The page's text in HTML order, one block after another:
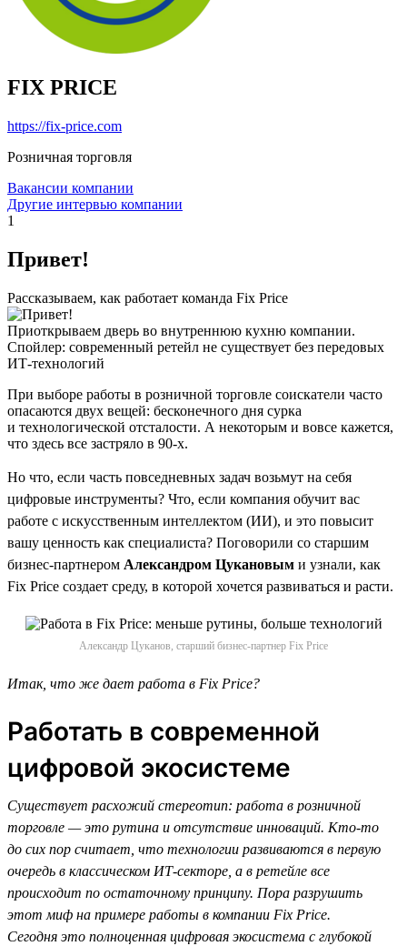
FIX PRICE
https://fix-price.com
Розничная торговля
Вакансии компании
Другие интервью компании
1
Привет!
Рассказываем, как работает команда Fix Price
Приоткрываем дверь во внутреннюю кухню компании.
Спойлер: современный ретейл не существует без передовых
ИТ-технологий
При выборе работы в розничной торговле соискатели часто
опасаются двух вещей: бесконечного дня сурка
и технологической отсталости. А некоторым и вовсе кажется,
что здесь все застряло в 90-х.
Но что, если часть повседневных задач возьмут на себя
цифровые инструменты? Что, если компания обучит вас
работе с искусственным интеллектом (ИИ), и это повысит
вашу ценность как специалиста? Поговорили со старшим
бизнес-партнером Александром Цукановым и узнали, как
Fix Price создает среду, в которой хочется развиваться и расти.
Александр Цуканов, старший бизнес-партнер Fix Price
Итак, что же дает работа в Fix Price?
Работать в современной
цифровой экосистеме
Существует расхожий стереотип: работа в розничной
торговле — это рутина и отсутствие инноваций. Кто-то
до сих пор считает, что технологии развиваются в первую
очередь в классическом ИТ-секторе, а в ретейле все
происходит по остаточному принципу. Пора разрушить
этот миф на примере работы в компании Fix Price.
Сегодня это полноценная цифровая экосистема с глубокой